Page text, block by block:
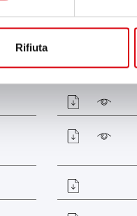
Rifiuta